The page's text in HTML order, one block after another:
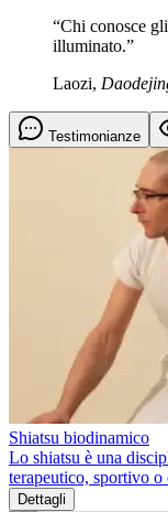
“Chi conosce
illuminato.”
Laozi,
Testimonianze
Shiatsu biodinamico
Lo shiatsu è una
terapeutico, sportivo o
Dettagli